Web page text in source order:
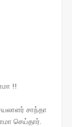
!!
சாந்தா
செய்தார்.